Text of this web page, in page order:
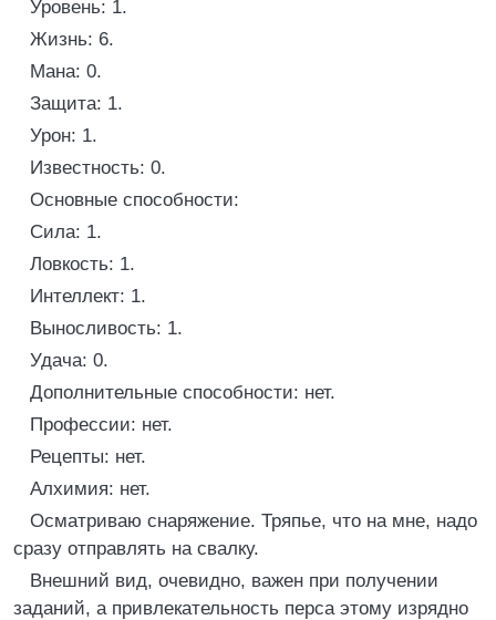
Уровень: 1.
Жизнь: 6.
Мана: 0.
Защита: 1.
Урон: 1.
Известность: 0.
Основные способности:
Сила: 1.
Ловкость: 1.
Интеллект: 1.
Выносливость: 1.
Удача: 0.
Дополнительные способности: нет.
Профессии: нет.
Рецепты: нет.
Алхимия: нет.
Осматриваю снаряжение. Тряпье, что на мне, надо
сразу отправлять на свалку.
Внешний вид, очевидно, важен при получении
заданий, а привлекательность перса этому изрядно